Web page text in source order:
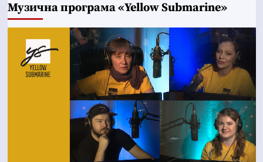
Музична програма «Yellow Submarine»